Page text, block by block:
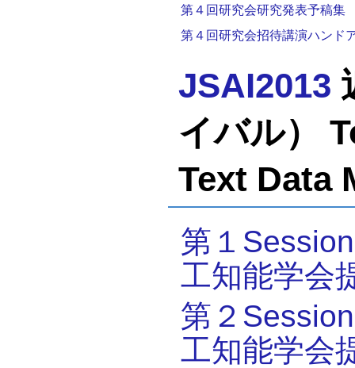
第４回研究会研究発表予稿集
第４回研究会招待講演ハンド
JSAI2013
イバル）
Text Data
第１
工知能学会
第２
工知能学会